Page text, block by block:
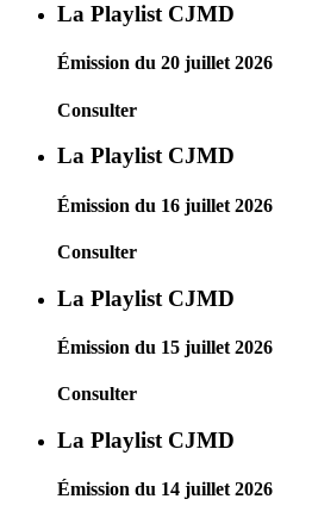
La Playlist CJMD
Émission du 20 juillet 2026
Consulter
La Playlist CJMD
Émission du 16 juillet 2026
Consulter
La Playlist CJMD
Émission du 15 juillet 2026
Consulter
La Playlist CJMD
Émission du 14 juillet 2026